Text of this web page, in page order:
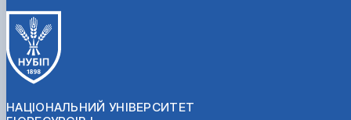
НАЦІОНАЛЬНИЙ УНІВЕРСИТЕТ